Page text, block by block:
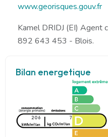
www.georisques.gouv.fr
Kamel DRIDJ (EI) Agent
892 643 453 - Blois.
Bilan energetique
206 7